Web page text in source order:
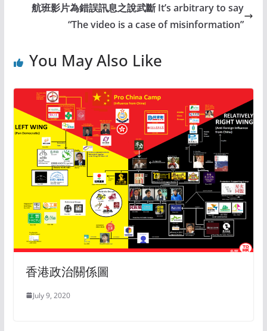
航班影片為錯誤訊息之說武斷 It’s arbitrary to say
“The video is a case of misinformation”
You May Also Like
香港政治關係圖
July 9, 2020